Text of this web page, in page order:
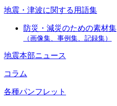
地震・津波に関する用語集
防災・減災のための素材集
（画像集、事例集、記録集）
地震本部ニュース
コラム
各種パンフレット